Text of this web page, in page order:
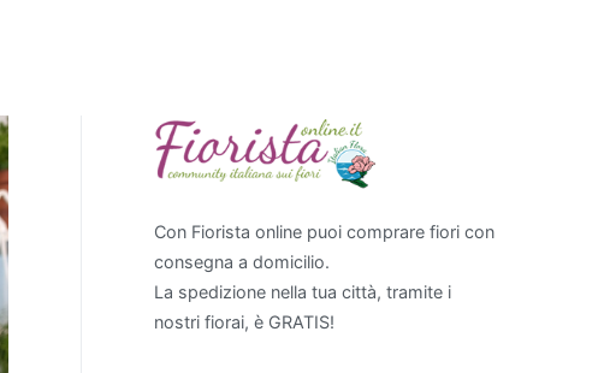
Con Fiorista online puoi comprare fiori con
consegna a domicilio.
La spedizione nella tua città, tramite i
nostri fiorai, è GRATIS!